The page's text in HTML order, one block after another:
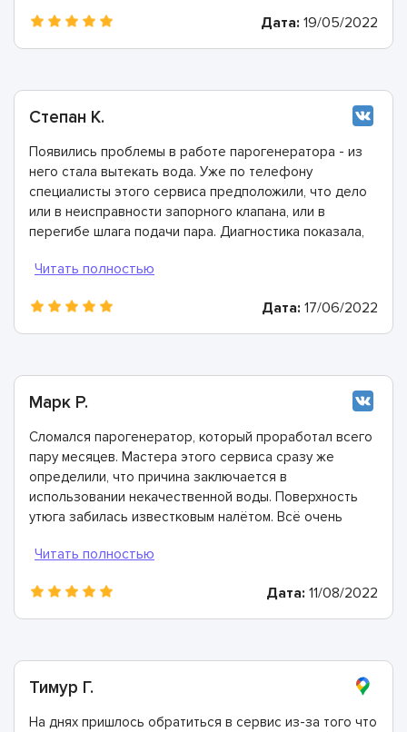
с проблемой всего за час.
Дата: 19/05/2022
Степан К.
Появились проблемы в работе парогенератора - из
него стала вытекать вода. Уже по телефону
специалисты этого сервиса предположили, что дело
или в неисправности запорного клапана, или в
перегибе шлага подачи пара. Диагностика показала,
быстро подобрали необходимые детали, запчасти и
невероятно короткие сроки!
Дата: 17/06/2022
Марк Р.
Сломался парогенератор, который проработал всего
пару месяцев. Мастера этого сервиса сразу же
определили, что причина заключается в
использовании некачественной воды. Поверхность
утюга забилась известковым налётом. Всё очень
рекомендации о том, как не сталкиваться с подобной
Дата: 11/08/2022
Тимур Г.
На днях пришлось обратиться в сервис из-за того что